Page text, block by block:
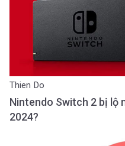
Thien Do
Nintendo Switch 2 bị lộ
2024?